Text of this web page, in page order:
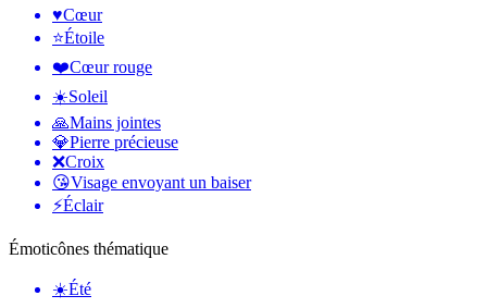
♥️Cœur
⭐Étoile
❤️Cœur rouge
☀️Soleil
🙏Mains jointes
💎Pierre précieuse
❌Croix
😘Visage envoyant un baiser
⚡Éclair
Émoticônes thématique
☀️Été